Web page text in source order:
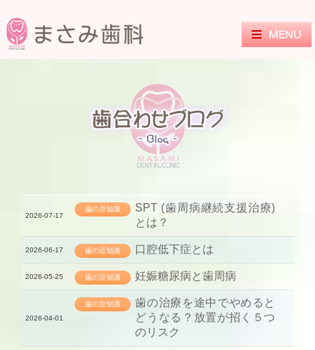
2026-07-17
歯の豆知識
SPT (歯周病継続支援治療)
とは？
2026-06-17 歯の豆知識 口腔低下症とは
2026-05-25 歯の豆知識 妊娠糖尿病と歯周病
2026-04-01
歯の豆知識
歯の治療を途中でやめると
どうなる？放置が招く５つ
のリスク